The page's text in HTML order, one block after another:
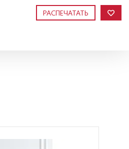
РАСПЕЧАТАТЬ